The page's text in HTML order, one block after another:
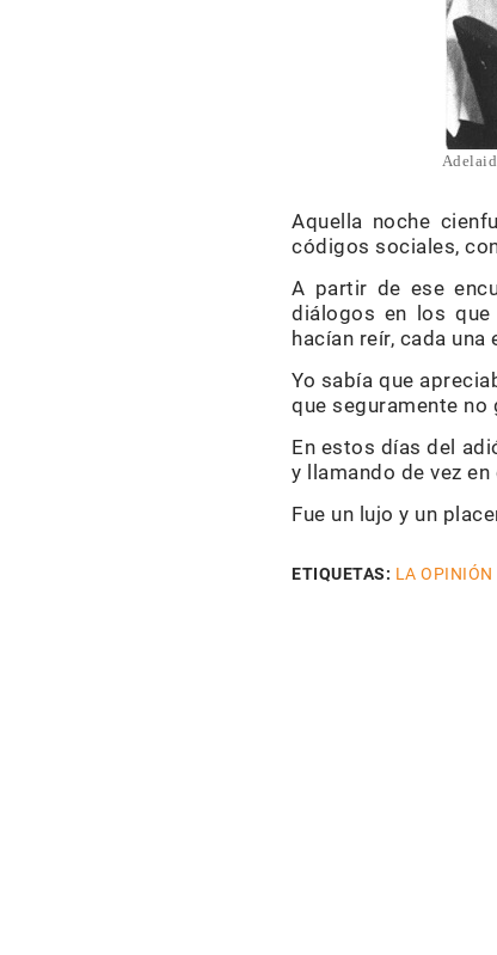
Aquella noche
códigos sociales,
A partir de ese
diálogos en los
hacían reír, cada
Yo sabía que
que seguramente
En estos días del
y llamando de vez
Fue un lujo y un
ETIQUETAS: LA OPINIÓN